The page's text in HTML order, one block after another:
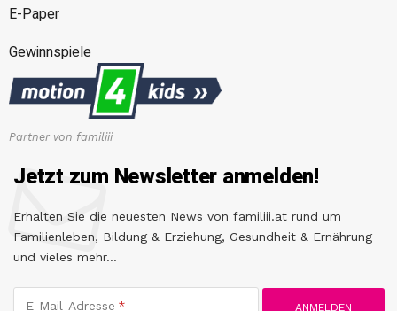
E-Paper
Gewinnspiele
Partner von familiii
Jetzt zum Newsletter anmelden!
Erhalten Sie die neuesten News von familiii.at rund um
Familienleben, Bildung & Erziehung, Gesundheit & Ernährung
und vieles mehr...
E-Mail-Adresse